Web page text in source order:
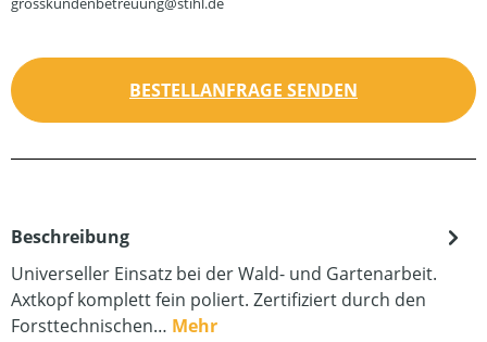
BESTELLANFRAGE SENDEN
Beschreibung
Universeller Einsatz bei der Wald- und Gartenarbeit.
Axtkopf komplett fein poliert. Zertifiziert durch den
Forsttechnischen… Mehr